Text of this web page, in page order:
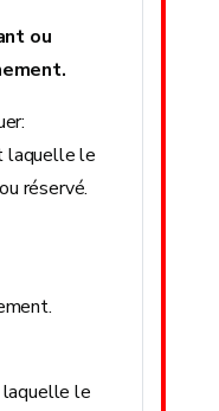
ou
laquelle le
réservé.
laquelle le